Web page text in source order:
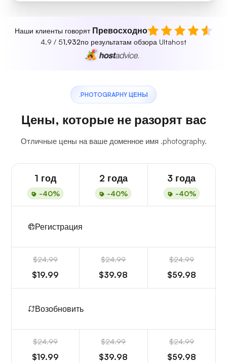
Наши клиенты говорят Превосходно
4.9 / 51,932по результатам обзора Ultahost
.PHOTOGRAPHY ЦЕНЫ
Цены, которые не разорят вас
Отличные цены на ваше доменное имя .photography.
1 год
-40%
2 года
-40%
3 года
-40%
Регистрация
$24.99
$19.99
$24.99
$39.98
$24.99
$59.98
Возобновить
$24.99
$19.99
$24.99
$39.98
$24.99
$59.98